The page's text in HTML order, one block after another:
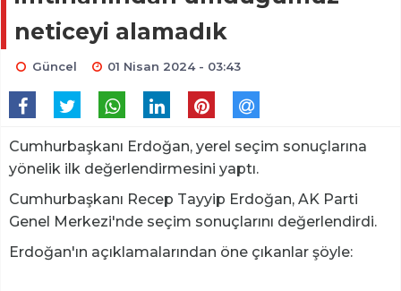
neticeyi alamadık
Güncel 01 Nisan 2024 - 03:43
Cumhurbaşkanı Erdoğan, yerel seçim sonuçlarına
yönelik ilk değerlendirmesini yaptı.
Cumhurbaşkanı Recep Tayyip Erdoğan, AK Parti
Genel Merkezi'nde seçim sonuçlarını değerlendirdi.
Erdoğan'ın açıklamalarından öne çıkanlar şöyle: